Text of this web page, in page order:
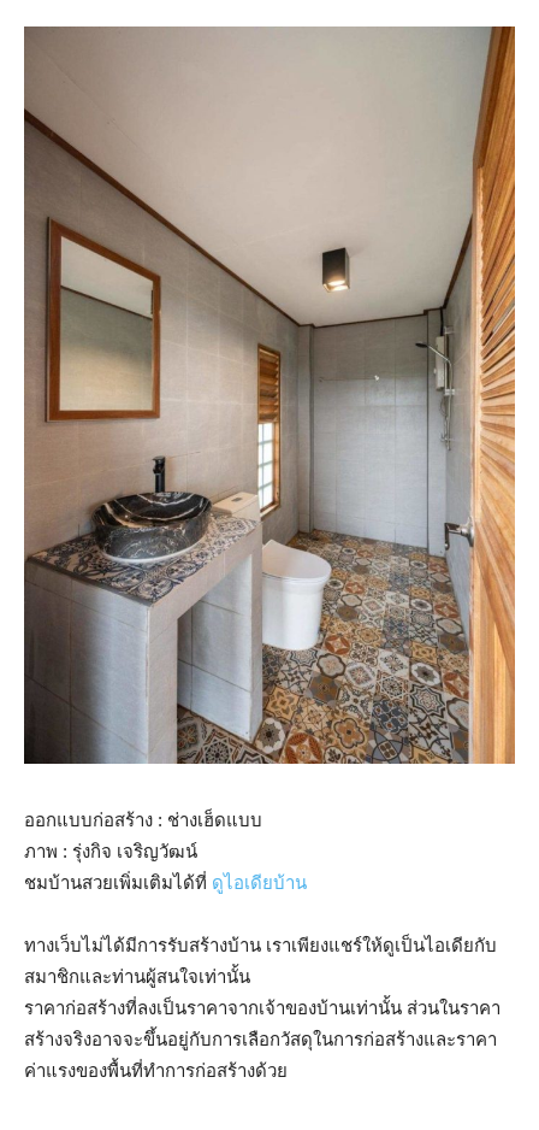
ออกแบบก่อสร้าง : ช่างเฮ็ดแบบ
ภาพ : รุ่งกิจ เจริญวัฒน์
ชมบ้านสวยเพิ่มเติมได้ที่ ดูไอเดียบ้าน
ทางเว็บไม่ได้มีการรับสร้างบ้าน เราเพียงแชร์ให้ดูเป็นไอเดียกับ
สมาชิกและท่านผู้สนใจเท่านั้น
ราคาก่อสร้างที่ลงเป็นราคาจากเจ้าของบ้านเท่านั้น ส่วนในราคา
สร้างจริงอาจจะขึ้นอยู่กับการเลือกวัสดุในการก่อสร้างและราคา
ค่าแรงของพื้นที่ทำการก่อสร้างด้วย